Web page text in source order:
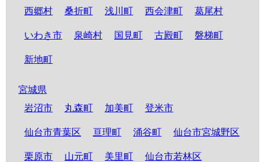
西郷村 桑折町 浅川町 西会津町 葛尾村
いわき市 泉崎村 国見町 古殿町 磐梯町
新地町
宮城県
岩沼市
丸森町 加美町 登米市
仙台市青葉区 亘理町 涌谷町 仙台市宮城野区
栗原市 山元町 美里町 仙台市若林区